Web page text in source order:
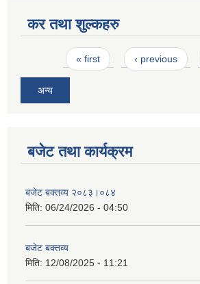
कर तथा शुल्कहरु
Pages« first ‹ previous
अन्य
बजेट तथा कार्यक्रम
बजेट बक्तव्य २०८३।०८४
मिति: 06/24/2026 - 04:50
बजेट बक्तव्य
मिति: 12/08/2025 - 11:21